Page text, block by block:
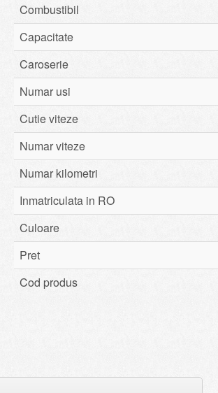
Combustibil
Capacitate
Caroserie
Numar usi
Cutie viteze
Numar viteze
Numar kilometri
Inmatriculata in RO
Culoare
Pret
Cod produs